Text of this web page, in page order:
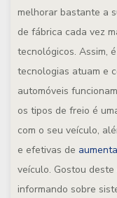
melhorar bastante a
de fábrica cada vez
tecnológicos. Assim,
tecnologias atuam e
automóveis
os tipos de freio é
com o seu veículo,
e efetivas de
veículo. Gostou
informando sobre